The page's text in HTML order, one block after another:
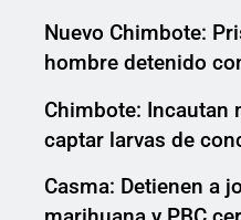
Nuevo Chimbote:
hombre detenido
Chimbote: Incautan
captar larvas de
Casma: Detienen a